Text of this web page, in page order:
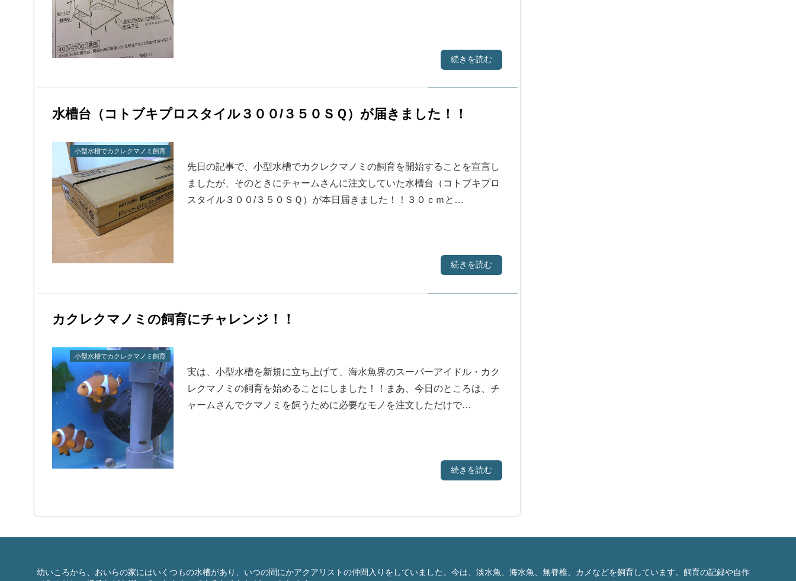
続きを読む
水槽台（コトブキプロスタイル３００/３５０ＳＱ）が届きました！！
小型水槽でカクレクマノミ飼育
先日の記事で、小型水槽でカクレクマノミの飼育を開始することを宣言し
ましたが、そのときにチャームさんに注文していた水槽台（コトブキプロ
スタイル３００/３５０ＳＱ）が本日届きました！！３０ｃｍと…
続きを読む
カクレクマノミの飼育にチャレンジ！！
小型水槽でカクレクマノミ飼育
実は、小型水槽を新規に立ち上げて、海水魚界のスーパーアイドル・カク
レクマノミの飼育を始めることにしました！！まあ、今日のところは、チ
ャームさんでクマノミを飼うために必要なモノを注文しただけで…
続きを読む
幼いころから、おいらの家にはいくつもの水槽があり、いつの間にかアクアリストの仲間入りをしていました。今は、淡水魚、海水魚、無脊椎、カメなどを飼育しています。飼育の記録や自作